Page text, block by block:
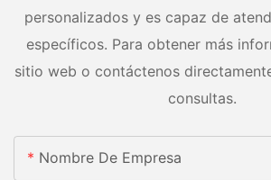
personalizados y es capaz de
específicos. Para obtener más
sitio web o contáctenos
consultas.
Nombre De Empresa